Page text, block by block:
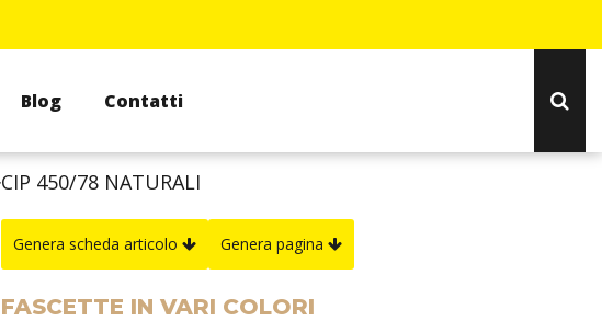
Blog Contatti
CIP 450/78 NATURALI
Genera scheda articolo Genera pagina
FASCETTE IN VARI COLORI